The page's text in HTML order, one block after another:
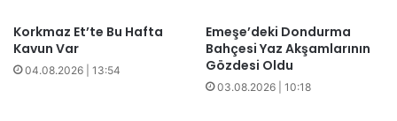
Korkmaz Et’te Bu Hafta
Kavun Var
04.08.2026 | 13:54
​​Emeşe’deki Dondurma
Bahçesi Yaz Akşamlarının
Gözdesi Oldu
03.08.2026 | 10:18